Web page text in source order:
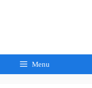
Menu